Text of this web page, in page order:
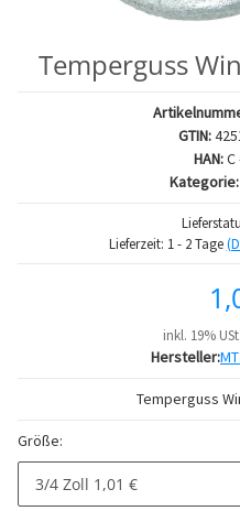
Temperguss
GTIN:
HAN:C
Kategorie:
Lieferzeit: 1 - 2 Tage
inkl. 19%
Hersteller:
Temperguss
Größe:
3/4 Zoll 1,01 €